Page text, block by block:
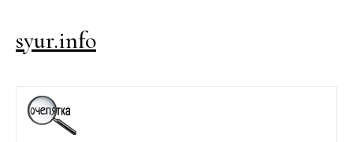
syur.info